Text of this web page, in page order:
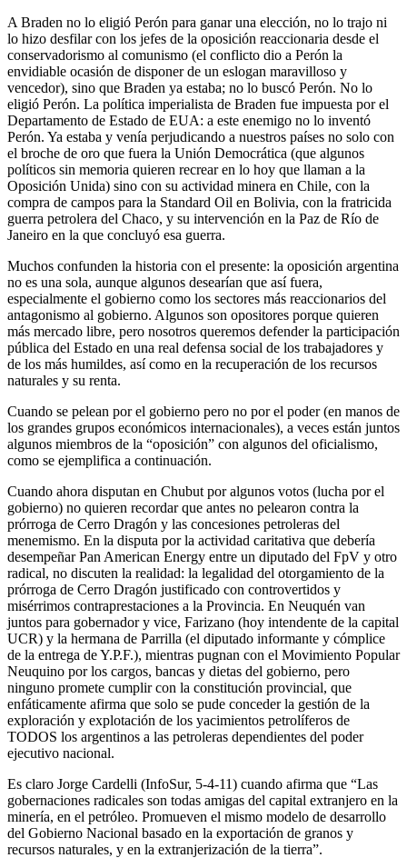
A Braden no lo eligió Perón para ganar una elección, no lo trajo ni
lo hizo desfilar con los jefes de la oposición reaccionaria desde el
conservadorismo al comunismo (el conflicto dio a Perón la
envidiable ocasión de disponer de un eslogan maravilloso y
vencedor), sino que Braden ya estaba; no lo buscó Perón. No lo
eligió Perón. La política imperialista de Braden fue impuesta por el
Departamento de Estado de EUA: a este enemigo no lo inventó
Perón. Ya estaba y venía perjudicando a nuestros países no solo con
el broche de oro que fuera la Unión Democrática (que algunos
políticos sin memoria quieren recrear en lo hoy que llaman a la
Oposición Unida) sino con su actividad minera en Chile, con la
compra de campos para la Standard Oil en Bolivia, con la fratricida
guerra petrolera del Chaco, y su intervención en la Paz de Río de
Janeiro en la que concluyó esa guerra.
Muchos confunden la historia con el presente: la oposición argentina
no es una sola, aunque algunos desearían que así fuera,
especialmente el gobierno como los sectores más reaccionarios del
antagonismo al gobierno. Algunos son opositores porque quieren
más mercado libre, pero nosotros queremos defender la participación
pública del Estado en una real defensa social de los trabajadores y
de los más humildes, así como en la recuperación de los recursos
naturales y su renta.
Cuando se pelean por el gobierno pero no por el poder (en manos de
los grandes grupos económicos internacionales), a veces están juntos
algunos miembros de la “oposición” con algunos del oficialismo,
como se ejemplifica a continuación.
Cuando ahora disputan en Chubut por algunos votos (lucha por el
gobierno) no quieren recordar que antes no pelearon contra la
prórroga de Cerro Dragón y las concesiones petroleras del
menemismo. En la disputa por la actividad caritativa que debería
desempeñar Pan American Energy entre un diputado del FpV y otro
radical, no discuten la realidad: la legalidad del otorgamiento de la
prórroga de Cerro Dragón justificado con controvertidos y
misérrimos contraprestaciones a la Provincia. En Neuquén van
juntos para gobernador y vice, Farizano (hoy intendente de la capital
UCR) y la hermana de Parrilla (el diputado informante y cómplice
de la entrega de Y.P.F.), mientras pugnan con el Movimiento Popular
Neuquino por los cargos, bancas y dietas del gobierno, pero
ninguno promete cumplir con la constitución provincial, que
enfáticamente afirma que solo se pude conceder la gestión de la
exploración y explotación de los yacimientos petrolíferos de
TODOS los argentinos a las petroleras dependientes del poder
ejecutivo nacional.
Es claro Jorge Cardelli (InfoSur, 5-4-11) cuando afirma que “Las
gobernaciones radicales son todas amigas del capital extranjero en la
minería, en el petróleo. Promueven el mismo modelo de desarrollo
del Gobierno Nacional basado en la exportación de granos y
recursos naturales, y en la extranjerización de la tierra”.